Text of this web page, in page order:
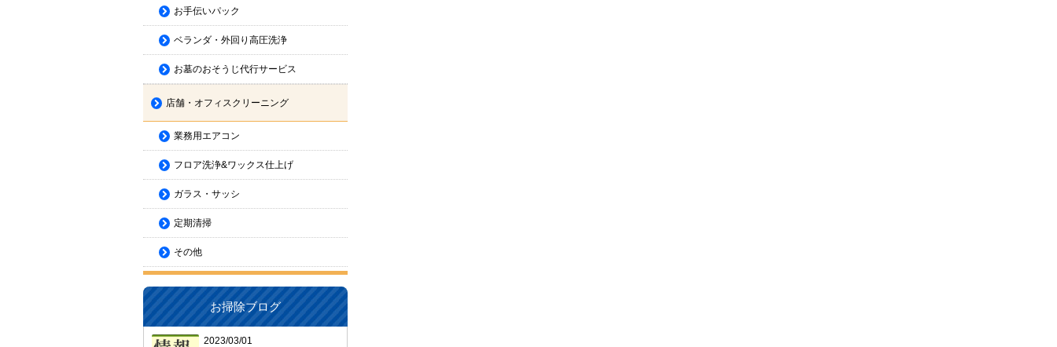
お手伝いパック
ベランダ・外回り高圧洗浄
お墓のおそうじ代行サービス
店舗・オフィスクリーニング
業務用エアコン
フロア洗浄&ワックス仕上げ
ガラス・サッシ
定期清掃
その他
お掃除ブログ
2023/03/01